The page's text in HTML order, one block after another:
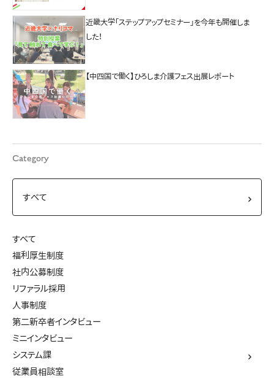
近畿大学「ステップアップセミナー」を今年も開催しま
した！
【中四国で働く】ひろしま介護フェス出展レポート
Category
すべて
福利厚生制度
社内公募制度
リファラル採用
人事制度
第二新卒者インタビュー
ミニインタビュー
システム課
従業員相談室